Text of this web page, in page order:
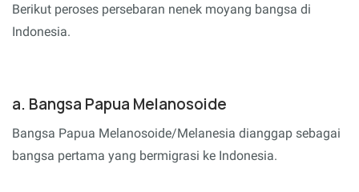
Berikut peroses persebaran nenek moyang bangsa di
Indonesia.
a. Bangsa Papua Melanosoide
Bangsa Papua Melanosoide/Melanesia dianggap sebagai
bangsa pertama yang bermigrasi ke Indonesia.